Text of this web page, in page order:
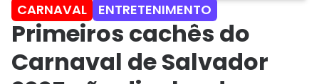
CARNAVAL ENTRETENIMENTO
Primeiros cachês do
Carnaval de Salvador